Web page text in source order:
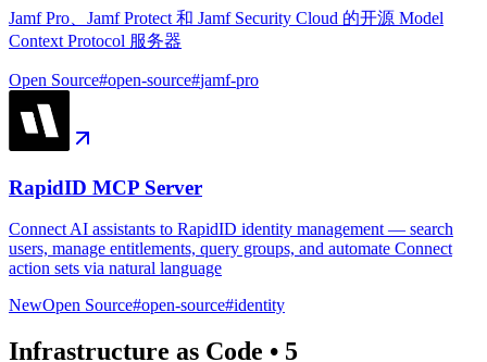
Jamf Pro、Jamf Protect 和 Jamf Security Cloud 的开源 Model
Context Protocol 服务器
Open Source#open-source#jamf-pro
RapidID MCP Server
Connect AI assistants to RapidID identity management — search
users, manage entitlements, query groups, and automate Connect
action sets via natural language
NewOpen Source#open-source#identity
Infrastructure as Code • 5